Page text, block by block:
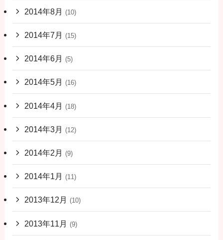
2014年8月 (10)
2014年7月 (15)
2014年6月 (5)
2014年5月 (16)
2014年4月 (18)
2014年3月 (12)
2014年2月 (9)
2014年1月 (11)
2013年12月 (10)
2013年11月 (9)